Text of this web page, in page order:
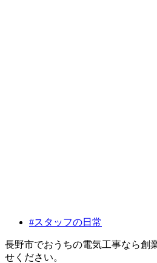
#スタッフの日常
長野市でおうちの電気工事なら創
せください。